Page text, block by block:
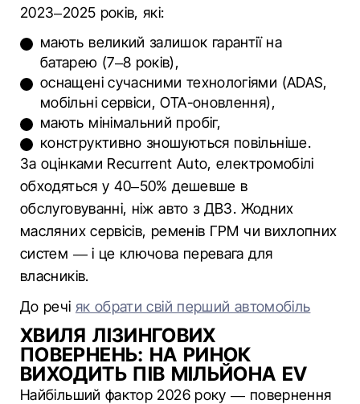
2023–2025 років, які:
мають великий залишок гарантії на
батарею (7–8 років),
оснащені сучасними технологіями (ADAS,
мобільні сервіси, OTA-оновлення),
мають мінімальний пробіг,
конструктивно зношуються повільніше.
За оцінками Recurrent Auto, електромобілі
обходяться у 40–50% дешевше в
обслуговуванні, ніж авто з ДВЗ. Жодних
масляних сервісів, ременів ГРМ чи вихлопних
систем — і це ключова перевага для
власників.
До речі як обрати свій перший автомобіль
ХВИЛЯ ЛІЗИНГОВИХ
ПОВЕРНЕНЬ: НА РИНОК
ВИХОДИТЬ ПІВ МІЛЬЙОНА EV
Найбільший фактор 2026 року — повернення